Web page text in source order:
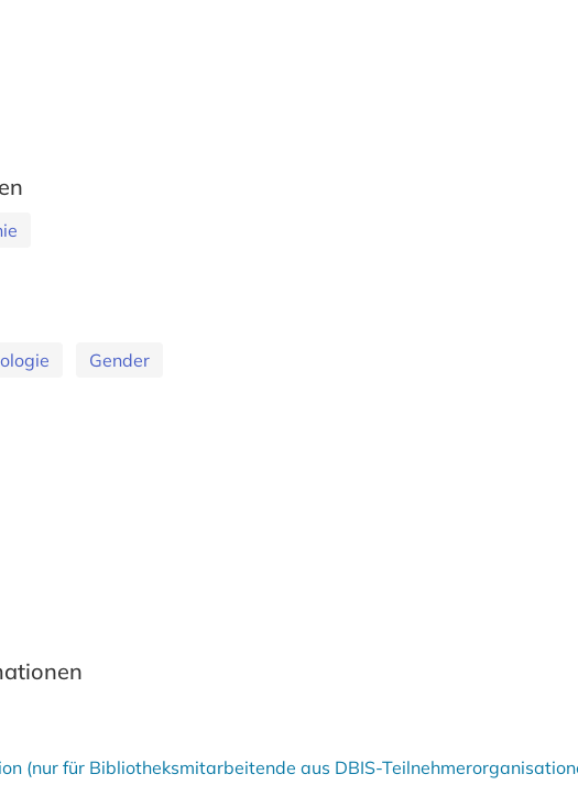
Gender
(nur für Bibliotheksmitarbeitende aus DBIS-